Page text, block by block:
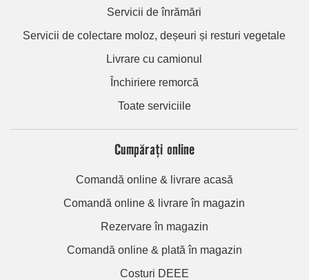
Servicii de înrămări
Servicii de colectare moloz, deșeuri și resturi vegetale
Livrare cu camionul
Închiriere remorcă
Toate serviciile
Cumpărați online
Comandă online & livrare acasă
Comandă online & livrare în magazin
Rezervare în magazin
Comandă online & plată în magazin
Costuri DEEE